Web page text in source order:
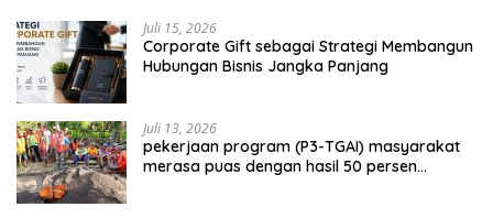
Juli 15, 2026
Corporate Gift sebagai Strategi Membangun
Hubungan Bisnis Jangka Panjang
Juli 13, 2026
pekerjaan program (P3-TGAI) masyarakat
merasa puas dengan hasil 50 persen